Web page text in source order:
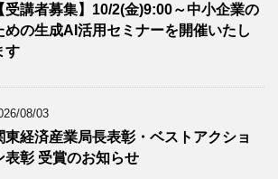
受講者募集】10/2(金)9:00～中小企業の
めの生成AI活用セミナーを開催いたし
す
08/03
東経済産業局長表彰・ベストアクショ
表彰 受賞のお知らせ